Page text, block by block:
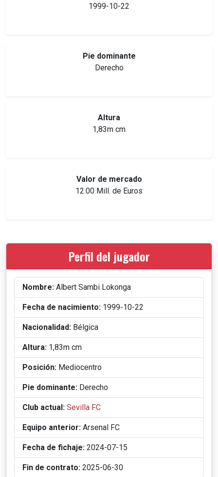
1999-10-22
Pie dominante
Derecho
Altura
1,83m cm
Valor de mercado
12.00 Mill. de Euros
Perfil del jugador
Nombre: Albert Sambi Lokonga
Fecha de nacimiento: 1999-10-22
Nacionalidad: Bélgica
Altura: 1,83m cm
Posición: Mediocentro
Pie dominante: Derecho
Club actual: Sevilla FC
Equipo anterior: Arsenal FC
Fecha de fichaje: 2024-07-15
Fin de contrato: 2025-06-30